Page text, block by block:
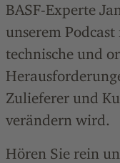
BASF-Experte
unserem
technische und
Zulieferer und
verändern wird.
Hören Sie rein